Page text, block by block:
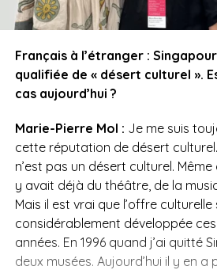
Français à l’étranger :
qualifiée de « désert culturel ».
cas aujourd’hui ?
Marie-Pierre Mol : Je me suis
cette réputation de désert
n’est pas un désert culturel.
y avait déjà du théâtre, de la
Mais il est vrai que l’offre culturelle
considérablement développée
années. En 1996 quand j’ai quitté
deux musées. Aujourd’hui il y en a